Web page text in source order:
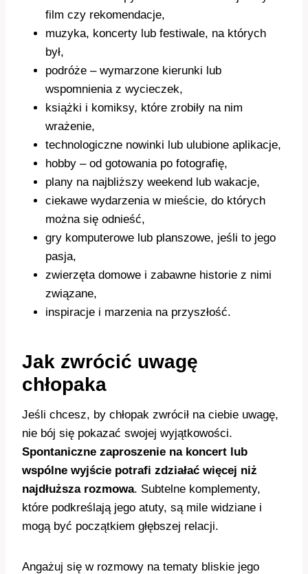
film czy rekomendacje,
muzyka, koncerty lub festiwale, na których
był,
podróże – wymarzone kierunki lub
wspomnienia z wycieczek,
książki i komiksy, które zrobiły na nim
wrażenie,
technologiczne nowinki lub ulubione aplikacje,
hobby – od gotowania po fotografię,
plany na najbliższy weekend lub wakacje,
ciekawe wydarzenia w mieście, do których
można się odnieść,
gry komputerowe lub planszowe, jeśli to jego
pasja,
zwierzęta domowe i zabawne historie z nimi
związane,
inspiracje i marzenia na przyszłość.
Jak zwrócić uwagę
chłopaka
Jeśli chcesz, by chłopak zwrócił na ciebie uwagę,
nie bój się pokazać swojej wyjątkowości.
Spontaniczne zaproszenie na koncert lub
wspólne wyjście potrafi zdziałać więcej niż
najdłuższa rozmowa. Subtelne komplementy,
które podkreślają jego atuty, są mile widziane i
mogą być początkiem głębszej relacji.
Angażuj się w rozmowy na tematy bliskie jego